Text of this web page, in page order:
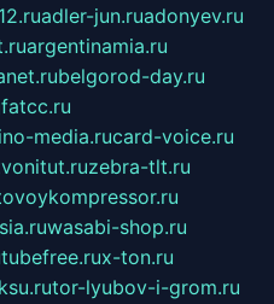
adler-jun.ruadonyev.ru
argentinamia.ru
belgorod-day.ru
media.rucard-voice.ru
zebra-tlt.ru
wasabi-shop.ru
x-ton.ru
tor-lyubov-i-grom.ru